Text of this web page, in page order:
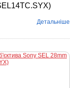
Детальніше